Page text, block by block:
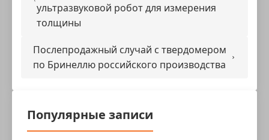
ультразвуковой робот для измерения
толщины
Послепродажный случай с твердомером
по Бринеллю российского производства
Популярные записи